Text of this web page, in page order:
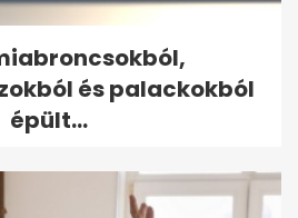
és palackokból
épült...